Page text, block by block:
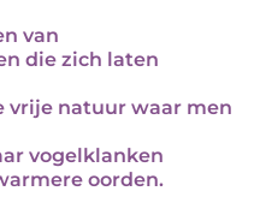
van
die zich laten
vrije natuur waar men
vogelklanken
oorden.